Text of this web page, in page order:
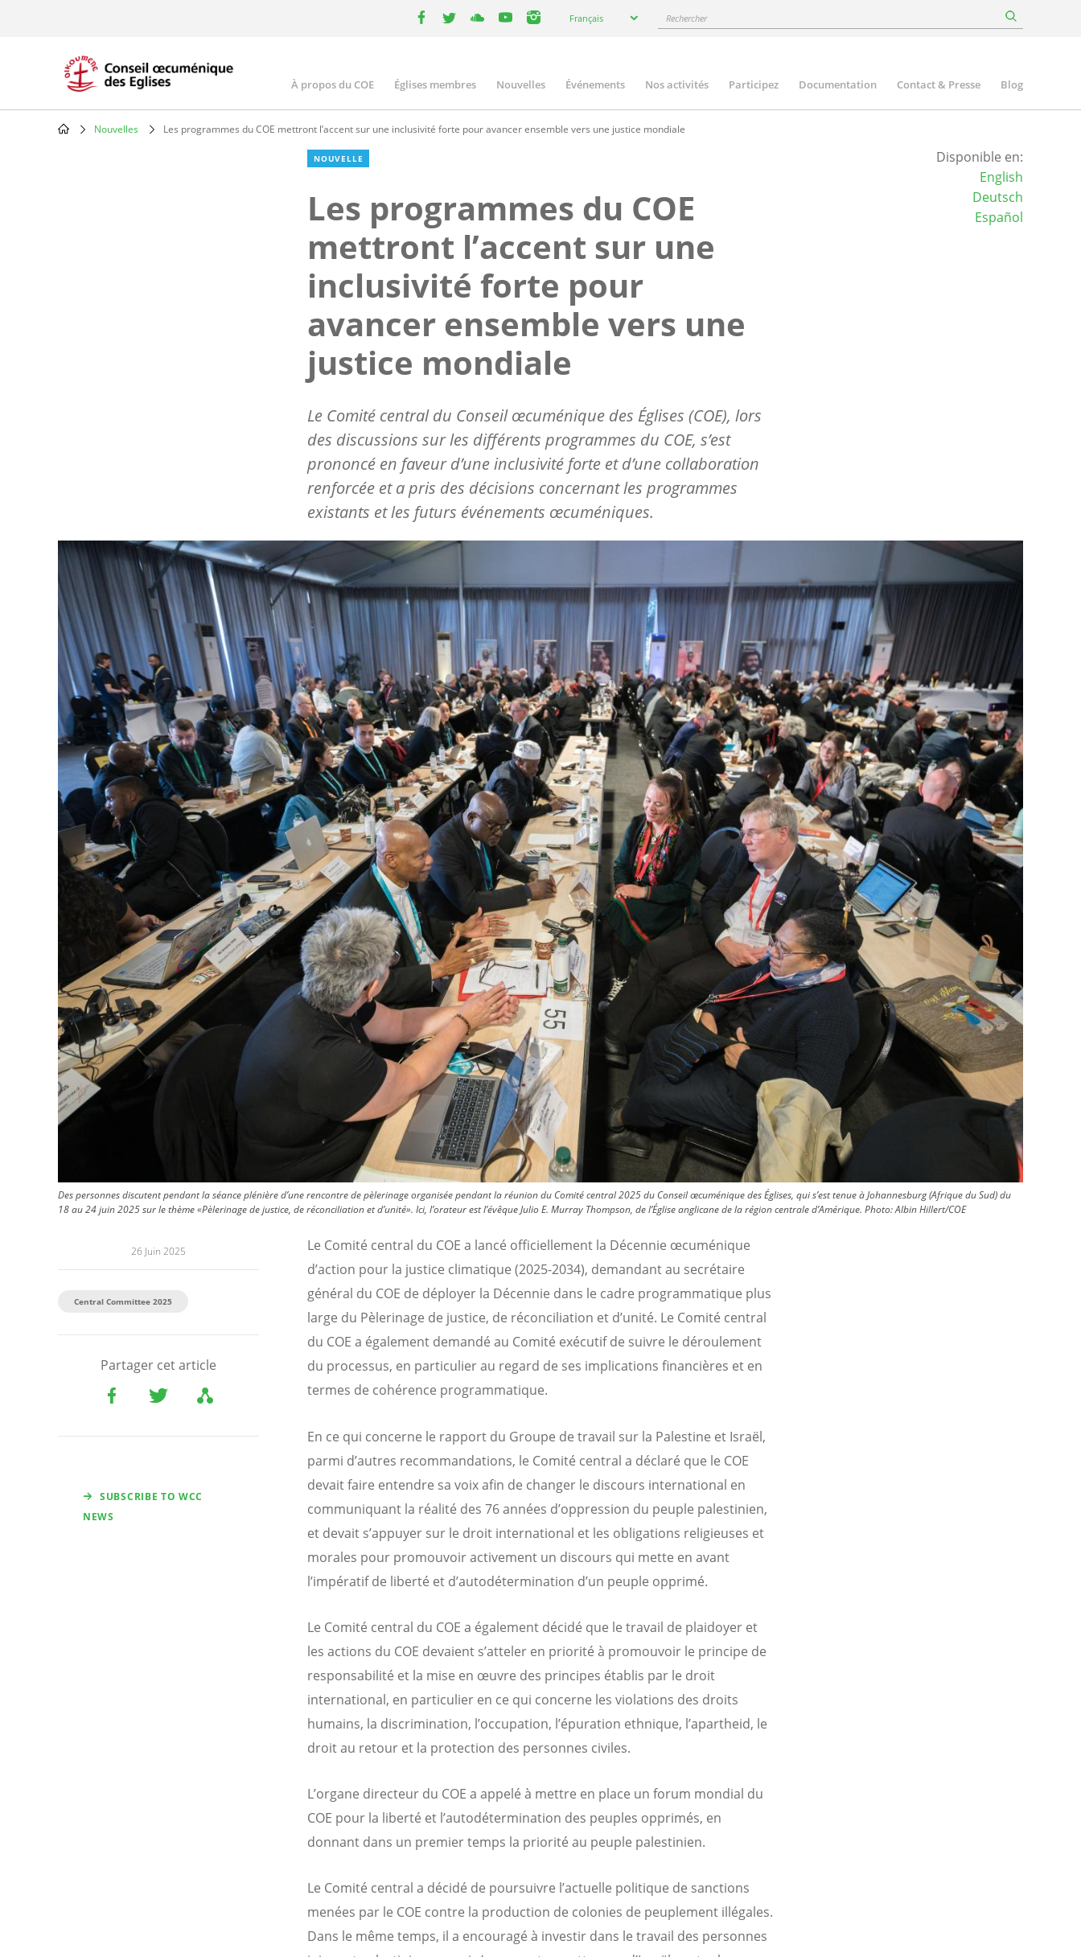
your
Français Rechercher
Main
navigation
À propos du COE Églises membres Nouvelles Événements Nos activités Participez Documentation Contact & Presse Blog
Nouvelles Les programmes du COE mettront l’accent sur une inclusivité forte pour avancer ensemble vers une justice mondiale
NOUVELLE
Les programmes du COE
mettront l’accent sur une
inclusivité forte pour
avancer ensemble vers une
justice mondiale
Le Comité central du Conseil œcuménique des Églises (COE), lors
des discussions sur les différents programmes du COE, s’est
prononcé en faveur d’une inclusivité forte et d’une collaboration
renforcée et a pris des décisions concernant les programmes
existants et les futurs événements œcuméniques.
Disponible en:
English
Deutsch
Español
Image
Des personnes discutent pendant la séance plénière d’une rencontre de pèlerinage organisée pendant la réunion du Comité central 2025 du Conseil œcuménique des Églises, qui s’est tenue à Johannesburg (Afrique du Sud) du
18 au 24 juin 2025 sur le thème «Pèlerinage de justice, de réconciliation et d’unité». Ici, l’orateur est l’évêque Julio E. Murray Thompson, de l’Église anglicane de la région centrale d’Amérique. Photo:Albin Hillert/COE
26 Juin 2025
Central Committee 2025
Partager cet article
SUBSCRIBE TO WCC
NEWS
Le Comité central du COE a lancé officiellement la Décennie œcuménique
d’action pour la justice climatique (2025-2034), demandant au secrétaire
général du COE de déployer la Décennie dans le cadre programmatique plus
large du Pèlerinage de justice, de réconciliation et d’unité. Le Comité central
du COE a également demandé au Comité exécutif de suivre le déroulement
du processus, en particulier au regard de ses implications financières et en
termes de cohérence programmatique.
En ce qui concerne le rapport du Groupe de travail sur la Palestine et Israël,
parmi d’autres recommandations, le Comité central a déclaré que le COE
devait faire entendre sa voix afin de changer le discours international en
communiquant la réalité des 76 années d’oppression du peuple palestinien,
et devait s’appuyer sur le droit international et les obligations religieuses et
morales pour promouvoir activement un discours qui mette en avant
l’impératif de liberté et d’autodétermination d’un peuple opprimé.
Le Comité central du COE a également décidé que le travail de plaidoyer et
les actions du COE devaient s’atteler en priorité à promouvoir le principe de
responsabilité et la mise en œuvre des principes établis par le droit
international, en particulier en ce qui concerne les violations des droits
humains, la discrimination, l’occupation, l’épuration ethnique, l’apartheid, le
droit au retour et la protection des personnes civiles.
L’organe directeur du COE a appelé à mettre en place un forum mondial du
COE pour la liberté et l’autodétermination des peuples opprimés, en
donnant dans un premier temps la priorité au peuple palestinien.
Le Comité central a décidé de poursuivre l’actuelle politique de sanctions
menées par le COE contre la production de colonies de peuplement illégales.
Dans le même temps, il a encouragé à investir dans le travail des personnes